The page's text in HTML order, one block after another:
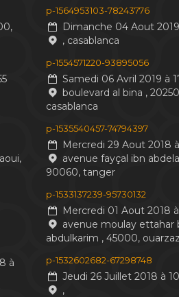
à
p-1564953103-78243776
Dimanche 04 Aout 2019
, casablanca
p-1554571220-93895056
Samedi 06 Avril 2019 à
boulevard al bina ,
casablanca
p-1535540457-74794397
Mercredi 29 Aout 2018 à
avenue fayçal ibn
90060, tanger
p-1533137239-95730132
Mercredi 01 Aout 2018 à
avenue moulay ettahar
abdulkarim , 45000,
p-1532602682-67298748
Jeudi 26 Juillet 2018 à
,